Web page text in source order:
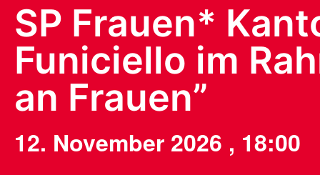
SP Frauen*
Funiciello im
an Frauen”
12. November 2026 , 18:00